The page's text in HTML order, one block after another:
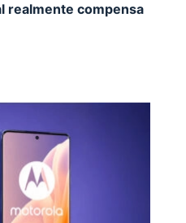
realmente compensa